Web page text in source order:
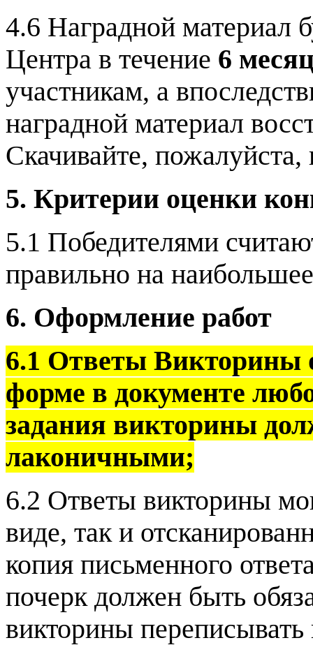
4.6 Наградной материал
Центра в течение 6
участникам, а
наградной материал
Скачивайте,
5. Критерии оценки
5.1 Победителями
правильно на
6. Оформление работ
6.1 Ответы Викторины
форме в документе
задания викторины
лаконичными;
6.2 Ответы викторины
виде, так и
копия письменного
почерк должен быть
викторины переписывать